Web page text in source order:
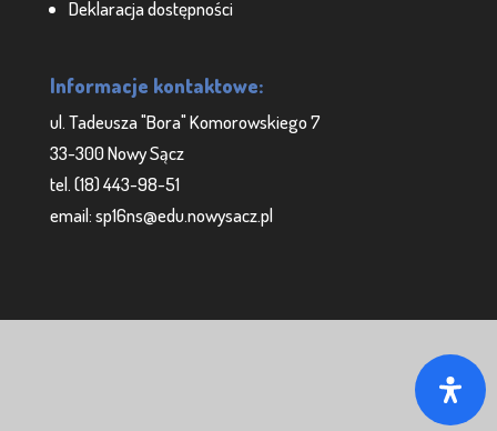
Deklaracja dostępności
Informacje kontaktowe:
ul. Tadeusza "Bora" Komorowskiego 7
33-300 Nowy Sącz
tel. (18) 443-98-51
email: sp16ns@edu.nowysacz.pl